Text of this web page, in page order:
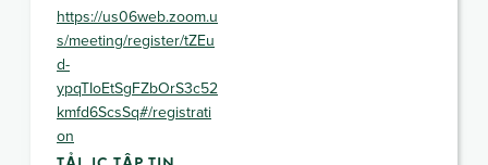
https://us06web.zoom.u
s/meeting/register/tZEu
d-
ypqTIoEtSgFZbOrS3c52
kmfd6ScsSq#/registrati
on